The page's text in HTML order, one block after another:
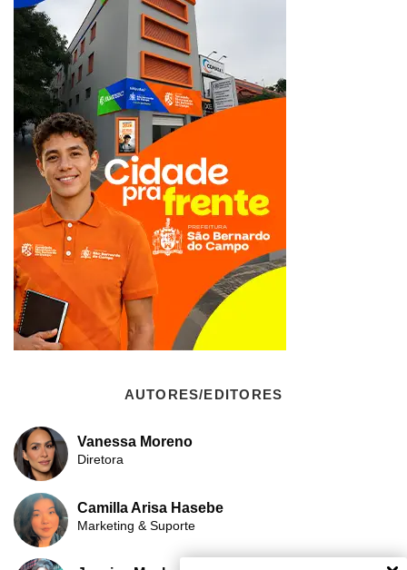
AUTORES/EDITORES
Vanessa Moreno
Diretora
Camilla Arisa Hasebe
Marketing & Suporte